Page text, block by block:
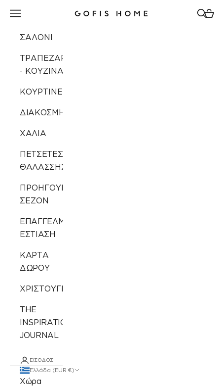
Gofis Home
Άνοιγμα μενού πλοήγησης
ΣΑΛΟΝΙ
ΤΡΑΠΕΖΑΡΙΑ
- ΚΟΥΖΙΝΑ
ΚΟΥΡΤΙΝΕΣ
ΔΙΑΚΟΣΜΗΣΗ
ΧΑΛΙΑ
ΠΕΤΣΕΤΕΣ
ΘΑΛΑΣΣΗΣ
ΠΡΟΗΓΟΥΜΕΝΩΝ
ΣΕΖΟΝ
ΕΠΑΓΓΕΛΜΑΤΙΚΗ
ΕΣΤΙΑΣΗ
ΚΑΡΤΑ
ΔΩΡΟΥ
ΧΡΙΣΤΟΥΓΕΝΝΙΑΤΙΚΑ
THE
INSPIRATION
JOURNAL
ΕΊΣΟΔΟΣ
Ελλάδα (EUR €)
Χώρα